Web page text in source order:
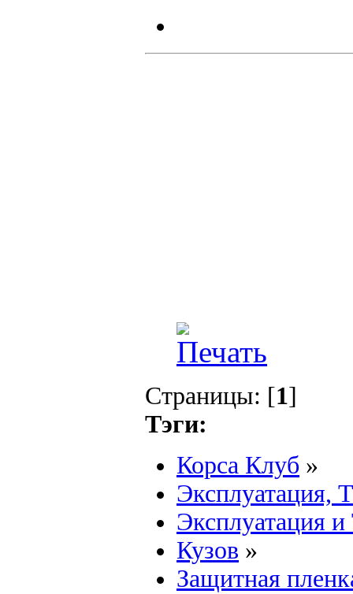
Страницы: [1]
Тэги:
Корса Клуб »
Эксплуатация,
Эксплуатация
Кузов »
Защитная